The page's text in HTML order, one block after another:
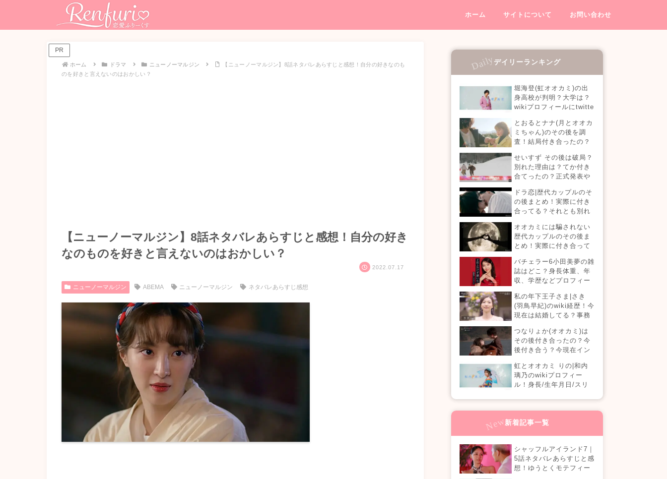
ホーム サイトについて お問い合わせ
PR
ホーム ドラマ ニューノーマルジン
【ニューノーマルジン】8話ネタバレあらすじと感想！自分の好きなのも
のを好きと言えないのはおかしい？
【ニューノーマルジン】8話ネタバレあらすじと感想！自分の好き
なのものを好きと言えないのはおかしい？
2022.07.17
ニューノーマルジン ABEMA ニューノーマルジン ネタバレあらすじ感想
デイリーランキング
堀海登(虹オオカミ)の出
身高校が判明？大学は？
wikiプロフィールにtwitte
オカミには騙されない】
とおるとナナ(月とオオカ
ミちゃん)のその後を調
査！結局付き合ったの？
せいすず その後は破局？
別れた理由は？てか付き
合てったの？正式発表や
ドラ恋|歴代カップルのそ
の後まとめ！実際に付き
合ってる？それとも別れ
【恋愛ドラマな恋がした
い】
オオカミには騙されない
歴代カップルのその後ま
とめ！実際に付き合って
現在の活動は？
バチェラー6小田美夢の雑
誌はどこ？身長体重、年
収、学歴などプロフィー
私の年下王子さま|さき
(羽鳥早紀)のwiki経歴！今
現在は結婚してる？事務
編)
つなりょか(オオカミ)は
その後付き合ったの？今
後付き合う？今現在イン
虹とオオカミ りの|和内
璃乃のwikiプロフィー
ル！身長/生年月日/スリ
新着記事一覧
シャッフルアイランド7｜
5話ネタバレあらすじと感
想！ゆうとくモテフィー